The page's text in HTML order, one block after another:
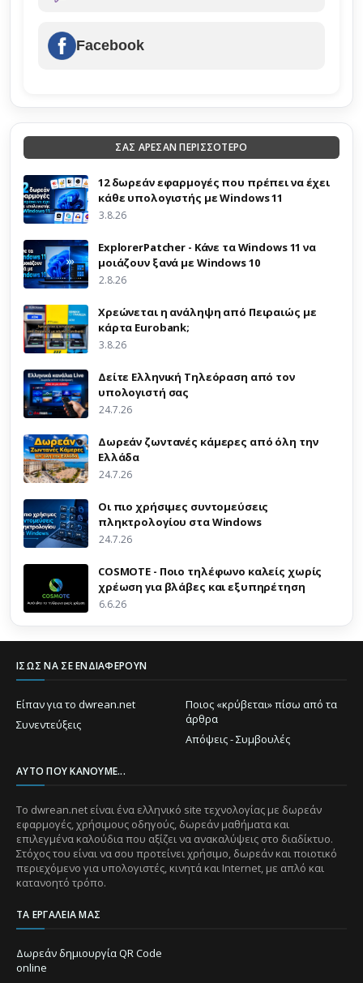
Facebook
ΣΑΣ ΑΡΕΣΑΝ ΠΕΡΙΣΣΟΤΕΡΟ
12 δωρεάν εφαρμογές που πρέπει να έχει
κάθε υπολογιστής με Windows 11
3.8.26
ExplorerPatcher - Κάνε τα Windows 11 να
μοιάζουν ξανά με Windows 10
2.8.26
Χρεώνεται η ανάληψη από Πειραιώς με
κάρτα Eurobank;
3.8.26
Δείτε Ελληνική Τηλεόραση από τον
υπολογιστή σας
24.7.26
Δωρεάν ζωντανές κάμερες από όλη την
Ελλάδα
24.7.26
Οι πιο χρήσιμες συντομεύσεις
πληκτρολογίου στα Windows
24.7.26
COSMOTE - Ποιο τηλέφωνο καλείς χωρίς
χρέωση για βλάβες και εξυπηρέτηση
6.6.26
ΊΣΩΣ ΝΑ ΣΕ ΕΝΔΙΑΦΈΡΟΥΝ
Είπαν για το dwrean.net
Ποιος «κρύβεται» πίσω από τα
άρθρα
Συνεντεύξεις
Απόψεις - Συμβουλές
ΑΥΤΌ ΠΟΥ ΚΆΝΟΥΜΕ...
Το dwrean.net είναι ένα ελληνικό site τεχνολογίας με δωρεάν
εφαρμογές, χρήσιμους οδηγούς, δωρεάν μαθήματα και
επιλεγμένα καλούδια που αξίζει να ανακαλύψεις στο διαδίκτυο.
Στόχος του είναι να σου προτείνει χρήσιμο, δωρεάν και ποιοτικό
περιεχόμενο για υπολογιστές, κινητά και Internet, με απλό και
κατανοητό τρόπο.
ΤΑ ΕΡΓΑΛΕΊΑ ΜΑΣ
Δωρεάν δημιουργία QR Code
online